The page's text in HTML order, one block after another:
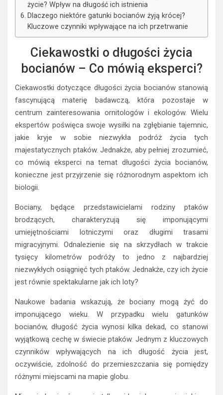
życie? Wpływ na długość ich istnienia
Dlaczego niektóre gatunki bocianów żyją krócej?
Kluczowe czynniki wpływające na ich przetrwanie
Ciekawostki o długości życia
bocianów – Co mówią eksperci?
Ciekawostki dotyczące długości życia bocianów stanowią
fascynującą materię badawczą, która pozostaje w
centrum zainteresowania ornitologów i ekologów. Wielu
ekspertów poświęca swoje wysiłki na zgłębianie tajemnic,
jakie kryje w sobie niezwykła podróż życia tych
majestatycznych ptaków. Jednakże, aby pełniej zrozumieć,
co mówią eksperci na temat długości życia bocianów,
konieczne jest przyjrzenie się różnorodnym aspektom ich
biologii.
Bociany, będące przedstawicielami rodziny ptaków
brodzących, charakteryzują się imponującymi
umiejętnościami lotniczymi oraz długimi trasami
migracyjnymi. Odnalezienie się na skrzydłach w trakcie
tysięcy kilometrów podróży to jedno z najbardziej
niezwykłych osiągnięć tych ptaków. Jednakże, czy ich życie
jest równie spektakularne jak ich loty?
Naukowe badania wskazują, że bociany mogą żyć do
imponującego wieku. W przypadku wielu gatunków
bocianów, długość życia wynosi kilka dekad, co stanowi
wyjątkową cechę w świecie ptaków. Jednym z kluczowych
czynników wpływających na ich długość życia jest,
oczywiście, zdolność do przemieszczania się pomiędzy
różnymi miejscami na mapie globu.